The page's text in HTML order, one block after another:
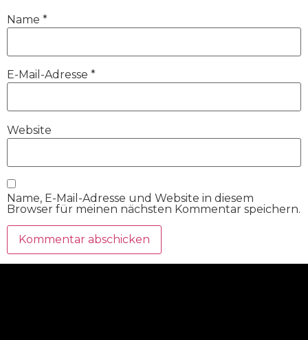
Name *
E-Mail-Adresse *
Website
Name, E-Mail-Adresse und Website in diesem
Browser für meinen nächsten Kommentar speichern.